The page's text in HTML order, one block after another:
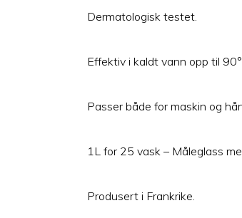
Dermatologisk testet.
Effektiv i kaldt vann opp til
Passer både for maskin og
1L for 25 vask – Måleglass
Produsert i Frankrike.